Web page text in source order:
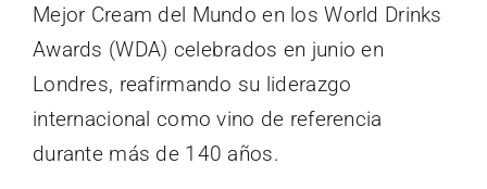
Mejor Cream del Mundo en los World Drinks
Awards (WDA) celebrados en junio en
Londres, reafirmando su liderazgo
internacional como vino de referencia
durante más de 140 años.